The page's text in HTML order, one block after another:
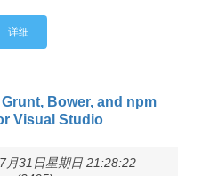
详细
Bower, and npm
Visual Studio
月31日星期日 21:28:22